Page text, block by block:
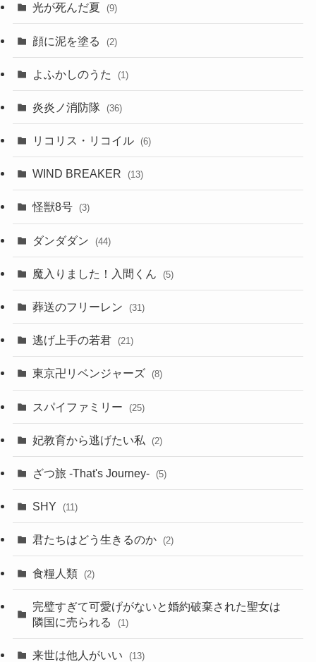
光が死んだ夏 (9)
顔に泥を塗る (2)
よふかしのうた (1)
炎炎ノ消防隊 (36)
リコリス・リコイル (6)
WIND BREAKER (13)
怪獣8号 (3)
ダンダダン (44)
魔入りました！入間くん (5)
葬送のフリーレン (31)
逃げ上手の若君 (21)
東京卍リベンジャーズ (8)
スパイファミリー (25)
妃教育から逃げたい私 (2)
ざつ旅 -That's Journey- (5)
SHY (11)
君たちはどう生きるのか (2)
食糧人類 (2)
完璧すぎて可愛げがないと婚約破棄された聖女は
隣国に売られる
(1)
来世は他人がいい (13)